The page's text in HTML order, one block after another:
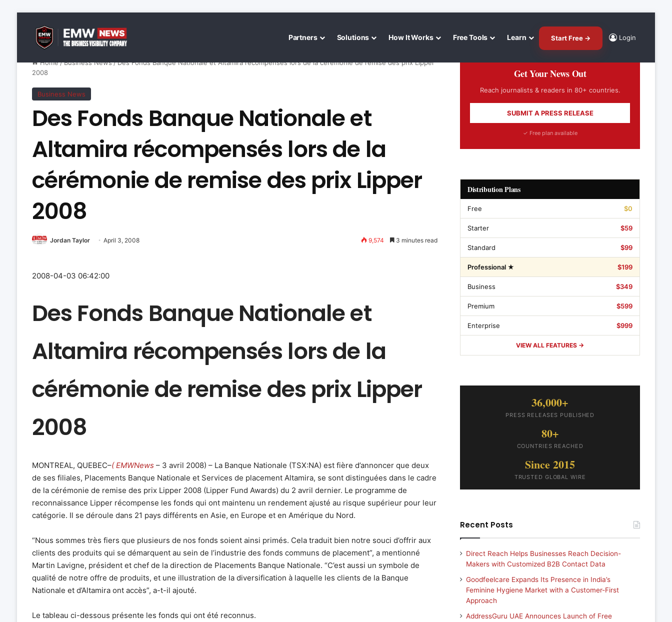
Partners Solutions How It Works Free Tools Learn Start Free → Login
Home/Business News/Des Fonds Banque Nationale et Altamira récompensés lors de la cérémonie de remise des prix Lipper
2008
Business News
Des Fonds Banque Nationale et
Altamira récompensés lors de la
cérémonie de remise des prix Lipper
2008
Jordan Taylor April 3, 2008 9,574 3 minutes read
2008-04-03 06:42:00
Des Fonds Banque Nationale et
Altamira récompensés lors de la
cérémonie de remise des prix Lipper
2008
MONTREAL, QUEBEC–( EMWNews – 3 avril 2008) – La Banque Nationale (TSX:NA) est fière d’annoncer que deux
de ses filiales, Placements Banque Nationale et Services de placement Altamira, se sont distinguées dans le cadre
de la cérémonie de remise des prix Lipper 2008 (Lipper Fund Awards) du 2 avril dernier. Le programme de
reconnaissance Lipper récompense les fonds qui ont maintenu un rendement ajusté au risque supérieur pour leur
catégorie. Il se déroule dans 21 pays différents en Asie, en Europe et en Amérique du Nord.
“Nous sommes très fiers que plusieurs de nos fonds soient ainsi primés. Cela traduit bien notre souci d’offrir aux
clients des produits qui se démarquent au sein de l’industrie des fonds communs de placement”, a mentionné
Martin Lavigne, président et chef de la direction de Placements Banque Nationale. “C’est aussi un symbole de
qualité de notre offre de produits, et une illustration de la diversification à laquelle les clients de la Banque
Nationale et d’Altamira ont accès”, a-t-il ajouté.
Le tableau ci-dessous présente les fonds qui ont été reconnus.
Get Your News Out
Reach journalists & readers in 80+ countries.
SUBMIT A PRESS RELEASE
✓ Free plan available
Distribution Plans
Free $0
Starter $59
Standard $99
Professional ★ $199
Business $349
Premium $599
Enterprise $999
VIEW ALL FEATURES →
36,000+
PRESS RELEASES PUBLISHED
80+
COUNTRIES REACHED
Since 2015
TRUSTED GLOBAL WIRE
Recent Posts
Direct Reach Helps Businesses Reach Decision-
Makers with Customized B2B Contact Data
Goodfeelcare Expands Its Presence in India’s
Feminine Hygiene Market with a Customer-First
Approach
AddressGuru UAE Announces Launch of Free